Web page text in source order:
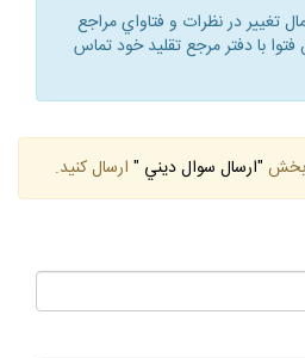
تغيير در نظرات و فتاواي مراجع
با دفتر مرجع تقليد خود تماس
بخش "ارسال سوال ديني " ارسال كنيد.